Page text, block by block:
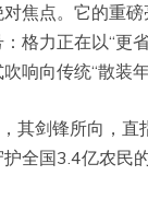
焦点。它的重
格力正在以“更
响向传统“散装年
其剑锋所向，
全国3.4亿农民